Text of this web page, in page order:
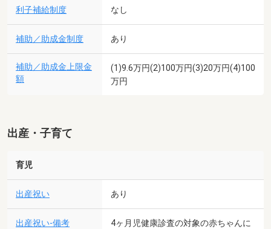
利子補給制度 なし
補助／助成金制度 あり
補助／助成金上限金
額
(1)9.6万円(2)100万円(3)20万円(4)100
万円
出産・子育て
育児
出産祝い あり
出産祝い-備考
4ヶ月児健康診査の対象の赤ちゃんに